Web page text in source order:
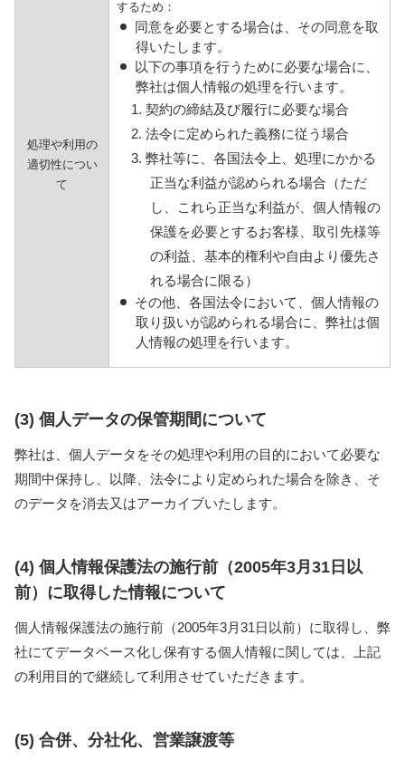
処理や利用の
適切性につい
て
するため：
同意を必要とする場合は、その同意を取
得いたします。
以下の事項を行うために必要な場合に、
弊社は個人情報の処理を行います。
1. 契約の締結及び履行に必要な場合
2. 法令に定められた義務に従う場合
3. 弊社等に、各国法令上、処理にかかる
正当な利益が認められる場合（ただ
し、これら正当な利益が、個人情報の
保護を必要とするお客様、取引先様等
の利益、基本的権利や自由より優先さ
れる場合に限る）
その他、各国法令において、個人情報の
取り扱いが認められる場合に、弊社は個
人情報の処理を行います。
(3) 個人データの保管期間について
弊社は、個人データをその処理や利用の目的において必要な
期間中保持し、以降、法令により定められた場合を除き、そ
のデータを消去又はアーカイブいたします。
(4) 個人情報保護法の施行前（2005年3月31日以
前）に取得した情報について
個人情報保護法の施行前（2005年3月31日以前）に取得し、弊
社にてデータベース化し保有する個人情報に関しては、上記
の利用目的で継続して利用させていただきます。
(5) 合併、分社化、営業譲渡等